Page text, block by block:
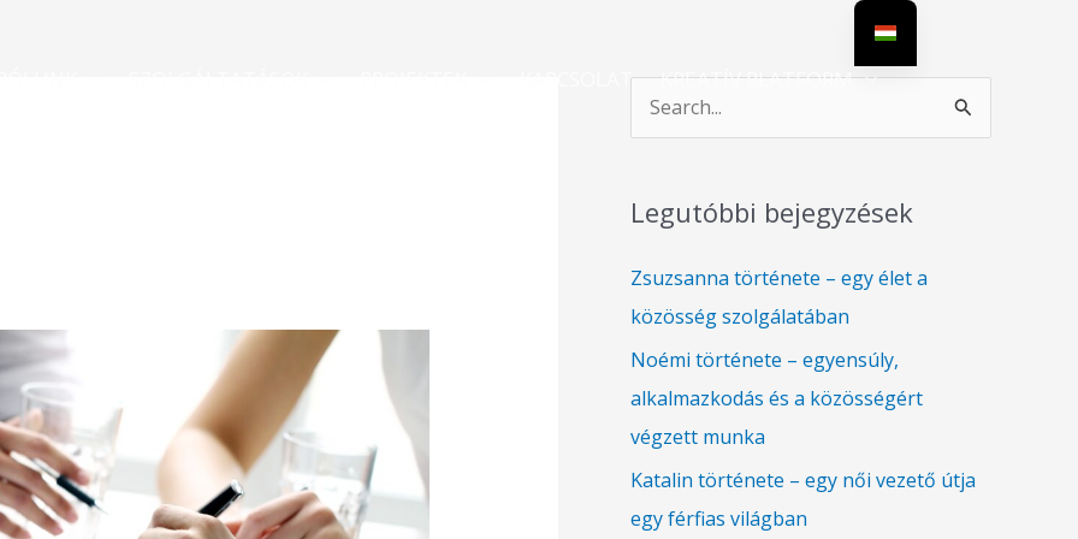
KAPCSOLAT KREATÍV PLATFORM
r
c
h
Legutóbbi bejegyzések
Zsuzsanna története – egy élet a
közösség szolgálatában
Noémi története – egyensúly,
alkalmazkodás és a közösségért
végzett munka
Katalin története – egy női vezető útja
egy férfias világban